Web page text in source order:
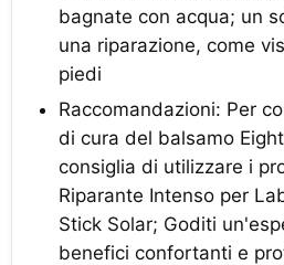
bagnate con acqua; un
una riparazione, come
piedi
Raccomandazioni: Per
di cura del balsamo
consiglia di utilizzare i
Riparante Intenso per
Stick Solar; Goditi
benefici confortanti e